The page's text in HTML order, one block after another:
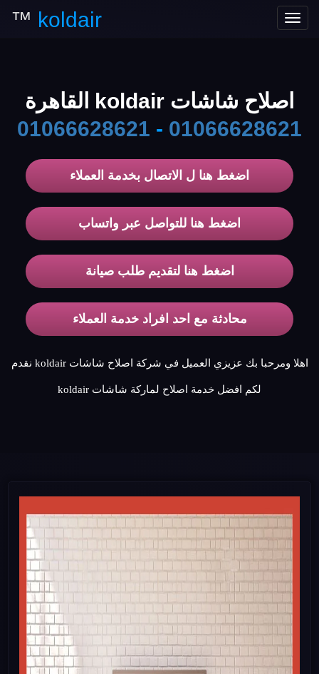
Toggle
koldair
™
اصلاح شاشات koldair القاهرة
01066628621
-
01066628621
اضغط هنا ل الاتصال بخدمة العملاء
اضغط هنا للتواصل عبر واتساب
اضغط هنا لتقديم طلب صيانة
محادثة مع احد افراد خدمة العملاء
اهلا ومرحبا بك عزيزي العميل في شركة اصلاح شاشات koldair نقدم
لكم افضل خدمة اصلاح لماركة شاشات koldair